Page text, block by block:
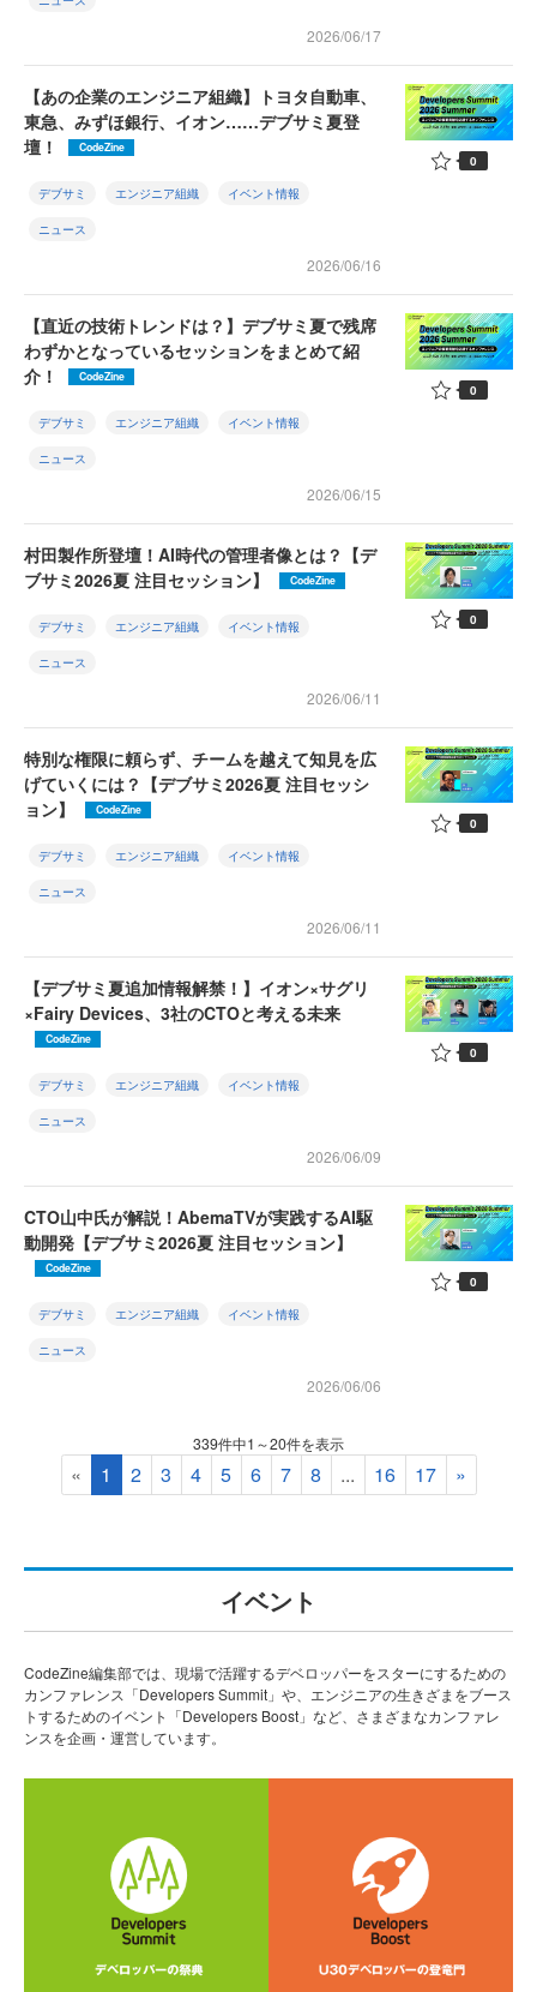
2026/06/17
【あの企業のエンジニア組織】トヨタ自動車、
東急、みずほ銀行、イオン……デブサミ夏登
壇！
CodeZine
デブサミ エンジニア組織 イベント情報
ニュース
2026/06/16
0
【直近の技術トレンドは？】デブサミ夏で残席
わずかとなっているセッションをまとめて紹
介！
CodeZine
デブサミ エンジニア組織 イベント情報
ニュース
2026/06/15
0
村田製作所登壇！AI時代の管理者像とは？【デ
ブサミ2026夏 注目セッション】
CodeZine
デブサミ エンジニア組織 イベント情報
ニュース
2026/06/11
0
特別な権限に頼らず、チームを越えて知見を広
げていくには？【デブサミ2026夏 注目セッシ
ョン】
CodeZine
デブサミ エンジニア組織 イベント情報
ニュース
2026/06/11
0
【デブサミ夏追加情報解禁！】イオン×サグリ
×Fairy Devices、3社のCTOと考える未来
CodeZine
デブサミ エンジニア組織 イベント情報
ニュース
2026/06/09
0
CTO山中氏が解説！AbemaTVが実践するAI駆
動開発【デブサミ2026夏 注目セッション】
CodeZine
デブサミ エンジニア組織 イベント情報
ニュース
2026/06/06
0
339件中1～20件を表示
« 1 2 3 4 5 6 7 8 ... 16 17 »
イベント
CodeZine編集部では、現場で活躍するデベロッパーをスターにするための
カンファレンス「Developers Summit」や、エンジニアの生きざまをブース
トするためのイベント「Developers Boost」など、さまざまなカンファレ
ンスを企画・運営しています。